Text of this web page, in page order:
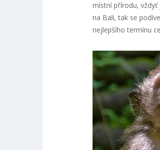
místní přírodu, vždyť
na Bali, tak se
nejlepšího termínu